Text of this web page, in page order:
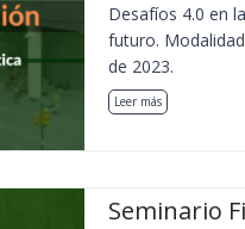
Desafíos 4.0 en
futuro.
de 2023.
Leer más
Seminario